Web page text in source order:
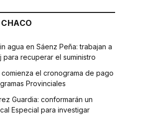
agua en Sáenz Peña: trabajan a
para recuperar el suministro
comienza el cronograma de pago
Provinciales
Guardia: conformarán un
Especial para investigar